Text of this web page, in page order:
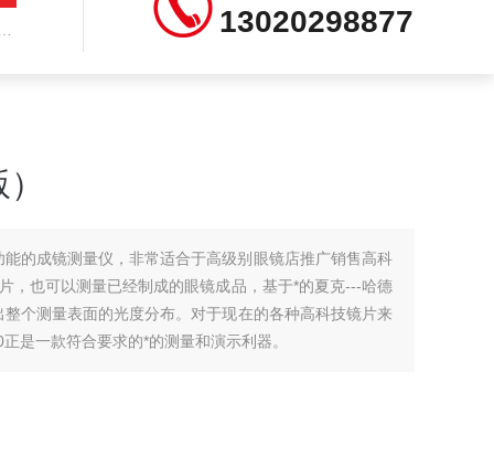
13020298877
的成镜测量仪，非常适合于高级别眼镜店推广销售高科
，也可以测量已经制成的眼镜成品，基于*的夏克---哈德
个测量表面的光度分布。对于现在的各种高科技镜片来
是一款符合要求的*的测量和演示利器。